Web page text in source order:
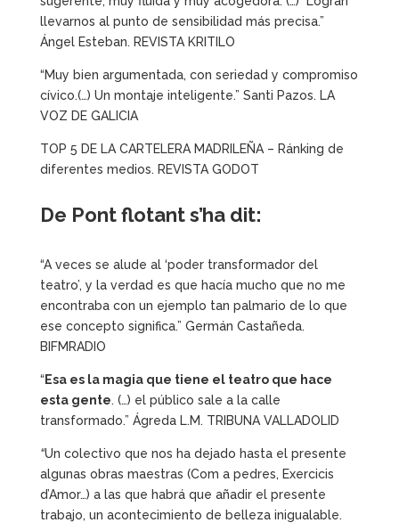
llevarnos al punto de sensibilidad más precisa.”
Ángel Esteban. REVISTA KRITILO
“Muy bien argumentada, con seriedad y compromiso
cívico.(…) Un montaje inteligente.” Santi Pazos. LA
VOZ DE GALICIA
TOP 5 DE LA CARTELERA MADRILEÑA – Ránking de
diferentes medios. REVISTA GODOT
De Pont flotant s’ha dit:
“A veces se alude al ‘poder transformador del
teatro’, y la verdad es que hacía mucho que no me
encontraba con un ejemplo tan palmario de lo que
ese concepto significa.” Germán Castañeda.
BIFMRADIO
“ Esa es la magia que tiene el teatro que hace
esta gente. (…) el público sale a la calle
transformado.” Ágreda L.M. TRIBUNA VALLADOLID
“Un colectivo que nos ha dejado hasta el presente
algunas obras maestras (Com a pedres, Exercicis
d’Amor…) a las que habrá que añadir el presente
trabajo, un acontecimiento de belleza inigualable.